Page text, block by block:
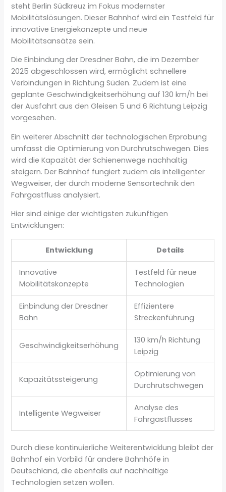
steht Berlin Südkreuz im Fokus modernster
Mobilitätslösungen. Dieser Bahnhof wird ein Testfeld für
innovative Energiekonzepte und neue
Mobilitätsansätze sein.
Die Einbindung der Dresdner Bahn, die im Dezember
2025 abgeschlossen wird, ermöglicht schnellere
Verbindungen in Richtung Süden. Zudem ist eine
geplante Geschwindigkeitserhöhung auf 130 km/h bei
der Ausfahrt aus den Gleisen 5 und 6 Richtung Leipzig
vorgesehen.
Ein weiterer Abschnitt der technologischen Erprobung
umfasst die Optimierung von Durchrutschwegen. Dies
wird die Kapazität der Schienenwege nachhaltig
steigern. Der Bahnhof fungiert zudem als intelligenter
Wegweiser, der durch moderne Sensortechnik den
Fahrgastfluss analysiert.
Hier sind einige der wichtigsten zukünftigen
Entwicklungen:
Entwicklung Details
Innovative
Mobilitätskonzepte
Testfeld für neue
Technologien
Einbindung der Dresdner
Bahn
Effizientere
Streckenführung
Geschwindigkeitserhöhung
130 km/h Richtung
Leipzig
Kapazitätssteigerung
Optimierung von
Durchrutschwegen
Intelligente Wegweiser
Analyse des
Fahrgastflusses
Durch diese kontinuierliche Weiterentwicklung bleibt der
Bahnhof ein Vorbild für andere Bahnhöfe in
Deutschland, die ebenfalls auf nachhaltige
Technologien setzen wollen.